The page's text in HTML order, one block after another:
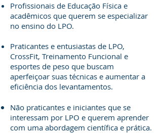
Profissionais de Educação Física e
acadêmicos que querem se especializar
no ensino do LPO.
Praticantes e entusiastas de LPO,
CrossFit, Treinamento Funcional e
esportes de peso que buscam
aperfeiçoar suas técnicas e aumentar a
eficiência dos levantamentos.
Não praticantes e iniciantes que se
interessam por LPO e querem aprender
com uma abordagem científica e prática.